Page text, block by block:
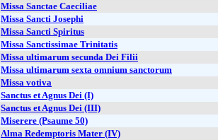
Missa Sanctae Caeciliae
Missa Sancti Josephi
Missa Sancti Spiritus
Missa Sanctissimae Trinitatis
Missa ultimarum secunda Dei Filii
Missa ultimarum sexta omnium sanctorum
Missa votiva
Sanctus et Agnus Dei (I)
Sanctus et Agnus Dei (III)
Miserere (Psaume 50)
Alma Redemptoris Mater (IV)